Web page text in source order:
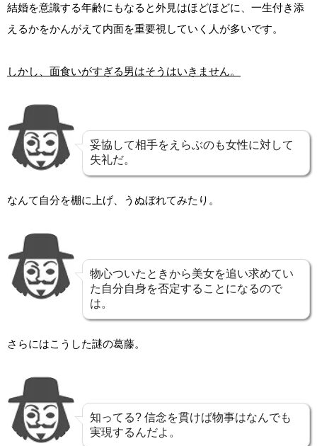
結婚を意識する年齢にもなると外見はほどほどに、一生付き添
えるかをかんがえて内面を重要視していく人が多いです。
しかし、面食いがすぎる男はそうはいきません。
妥協して相手をえらぶのも女性に対して
失礼だ。
なんて自分を棚に上げ、うぬぼれてみたり。
物心ついたときから美女を追い求めてい
た自分自身を否定することになるので
は。
さらにはこうした謎の葛藤。
知ってる? 信念を貫けば物事はなんでも
実現するんだよ。